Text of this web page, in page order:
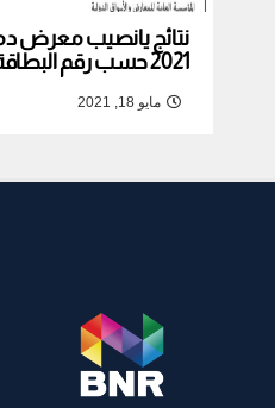
نتائج يانصيب معرض
2021 حسب رقم البطاقة
مايو 18, 2021